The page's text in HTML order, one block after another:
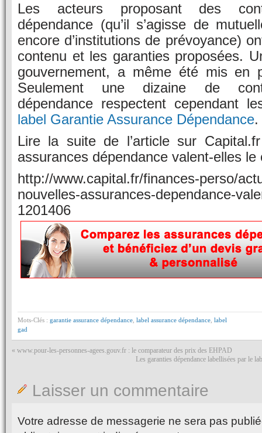
Les acteurs proposant des
dépendance (qu’il s’agisse de
encore d’institutions de prévoyance)
contenu et les garanties proposées.
gouvernement, a même été mis en
Seulement une dizaine de
dépendance respectent cependant
label Garantie Assurance Dépendance.
Lire la suite de l’article sur
assurances dépendance valent-elles le
http://www.capital.fr/finances-perso/
nouvelles-assurances-dependance-
1201406
Mots-Clés : garantie assurance dépendance label assurance dépendance label
gad
« www.pour-les-personnes-agees.gouv.fr : le comparateur des prix des EHPAD
Les garanties dépendance labellisées par le
Laisser un commentaire
Votre adresse de messagerie ne sera pas